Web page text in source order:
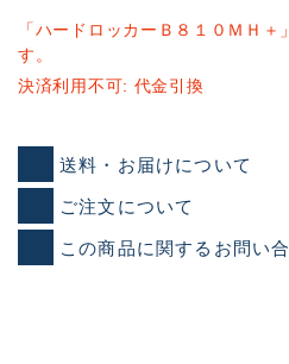
「ハードロッカーＢ８１０ＭＨ
す。
決済利用不可: 代金引換
送料・お届けについて
ご注文について
この商品に関するお問い